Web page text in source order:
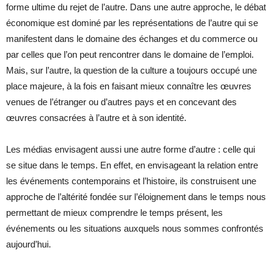
forme ultime du rejet de l’autre. Dans une autre approche, le débat
économique est dominé par les représentations de l’autre qui se
manifestent dans le domaine des échanges et du commerce ou
par celles que l’on peut rencontrer dans le domaine de l’emploi.
Mais, sur l’autre, la question de la culture a toujours occupé une
place majeure, à la fois en faisant mieux connaître les œuvres
venues de l’étranger ou d’autres pays et en concevant des
œuvres consacrées à l’autre et à son identité.
Les médias envisagent aussi une autre forme d’autre : celle qui
se situe dans le temps. En effet, en envisageant la relation entre
les événements contemporains et l’histoire, ils construisent une
approche de l’altérité fondée sur l’éloignement dans le temps nous
permettant de mieux comprendre le temps présent, les
événements ou les situations auxquels nous sommes confrontés
aujourd’hui.